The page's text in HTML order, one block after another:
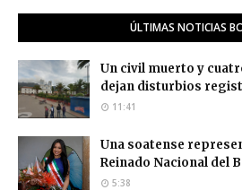
ÚLTIMAS NOTICIAS
Un civil muerto y
dejan disturbios
11:41
Una soatense
Reinado Nacional del
5:38